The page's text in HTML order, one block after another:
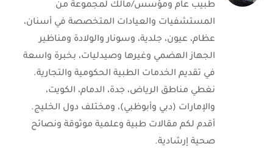
طبيب عام ومؤسس/مالك لمجموعة من
المستشفيات والعيادات المتخصصة في أسنان،
عظام، عيون، جلدية، وسونار والولادة ومناظير
الجهاز الهضمي وغيرها وصيدليات، بخبرة واسعة
في تقديم الخدمات الطبية الحكومية والتجارية.
نغطي مناطق الرياض، جدة، الدمام، الكويت،
والإمارات (دبي وأبوظبي)، ومختلف دول الخليج.
أقدم لكم مقالات طبية وعلمية موثوقة ونصائح
صحية إرشادية.